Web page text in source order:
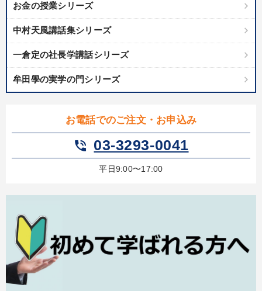
お金の授業シリーズ
中村天風講話集シリーズ
一倉定の社長学講話シリーズ
牟田學の実学の門シリーズ
お電話でのご注文・お申込み
phone_in_talk 03-3293-0041
平日9:00〜17:00